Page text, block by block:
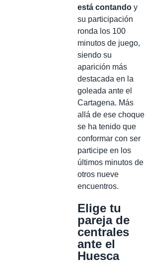
está contando y
su participación
ronda los 100
minutos de juego,
siendo su
aparición más
destacada en la
goleada ante el
Cartagena. Más
allá de ese choque
se ha tenido que
conformar con ser
participe en los
últimos minutos de
otros nueve
encuentros.
Elige tu
pareja de
centrales
ante el
Huesca